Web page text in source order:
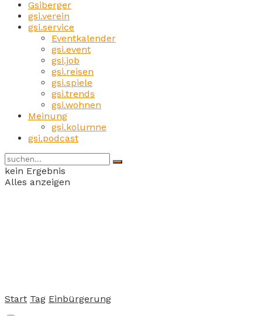
Gsiberger
gsi.verein
gsi.service
Eventkalender
gsi.event
gsi.job
gsi.reisen
gsi.spiele
gsi.trends
gsi.wohnen
Meinung
gsi.kolumne
gsi.podcast
kein Ergebnis
Alles anzeigen
Start Tag Einbürgerung